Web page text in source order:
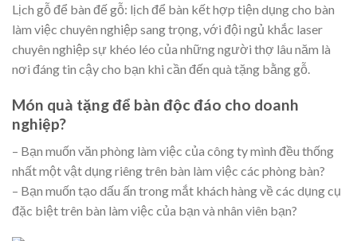
Lịch gỗ để bàn đế gỗ: lịch để bàn kết hợp tiện dụng cho bàn
làm việc chuyên nghiệp sang trọng, với đội ngủ khắc laser
chuyên nghiệp sự khéo léo của những người thợ lâu năm là
nơi đáng tin cậy cho bạn khi cần đến quà tặng bằng gỗ.
Món quà tặng để bàn độc đáo cho doanh
nghiệp?
– Bạn muốn văn phòng làm việc của công ty mình đều thống
nhất một vật dụng riêng trên bàn làm việc các phòng bàn?
– Bạn muốn tạo dấu ấn trong mắt khách hàng về các dụng cụ
đặc biệt trên bàn làm việc của bạn và nhân viên bạn?